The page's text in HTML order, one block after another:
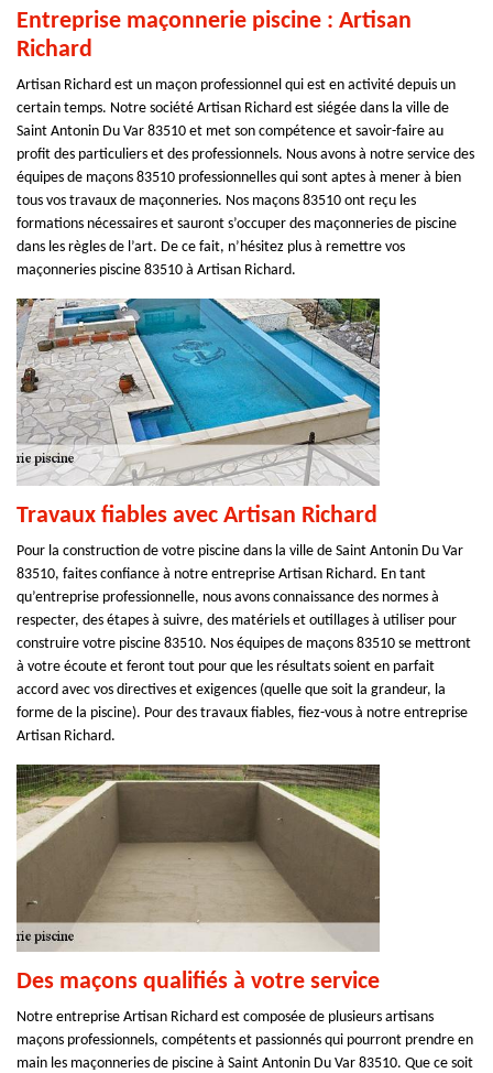
Entreprise maçonnerie piscine : Artisan
Richard
Artisan Richard est un maçon professionnel qui est en activité depuis un
certain temps. Notre société Artisan Richard est siégée dans la ville de
Saint Antonin Du Var 83510 et met son compétence et savoir-faire au
profit des particuliers et des professionnels. Nous avons à notre service des
équipes de maçons 83510 professionnelles qui sont aptes à mener à bien
tous vos travaux de maçonneries. Nos maçons 83510 ont reçu les
formations nécessaires et sauront s’occuper des maçonneries de piscine
dans les règles de l’art. De ce fait, n’hésitez plus à remettre vos
maçonneries piscine 83510 à Artisan Richard.
Travaux fiables avec Artisan Richard
Pour la construction de votre piscine dans la ville de Saint Antonin Du Var
83510, faites confiance à notre entreprise Artisan Richard. En tant
qu’entreprise professionnelle, nous avons connaissance des normes à
respecter, des étapes à suivre, des matériels et outillages à utiliser pour
construire votre piscine 83510. Nos équipes de maçons 83510 se mettront
à votre écoute et feront tout pour que les résultats soient en parfait
accord avec vos directives et exigences (quelle que soit la grandeur, la
forme de la piscine). Pour des travaux fiables, fiez-vous à notre entreprise
Artisan Richard.
Des maçons qualifiés à votre service
Notre entreprise Artisan Richard est composée de plusieurs artisans
maçons professionnels, compétents et passionnés qui pourront prendre en
main les maçonneries de piscine à Saint Antonin Du Var 83510. Que ce soit